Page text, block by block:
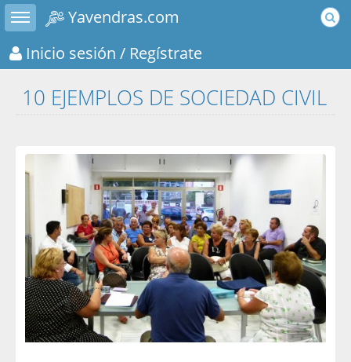
Toggle sidebar
Yavendras.com
Inicio sesión / Regístrate
10 EJEMPLOS DE SOCIEDAD CIVIL